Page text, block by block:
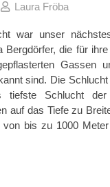
Laura Fröba
war unser
Bergdörfer, die für
Gassen
sind. Die
tiefste Schlucht der
auf das Tiefe zu
bis zu 1000